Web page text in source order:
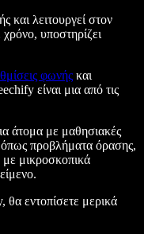
και λειτουργεί στον
υποστηρίζει
φωνής και
είναι μια από τις
άτομα με μαθησιακές
προβλήματα όρασης,
μικροσκοπικά
θα εντοπίσετε μερικά